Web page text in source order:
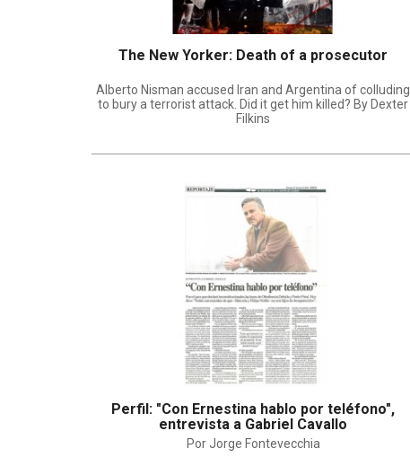
The New Yorker: Death of a prosecutor
Alberto Nisman accused Iran and Argentina of colluding
to bury a terrorist attack. Did it get him killed? By Dexter
Filkins
Perfil: "Con Ernestina hablo por teléfono",
entrevista a Gabriel Cavallo
Por Jorge Fontevecchia